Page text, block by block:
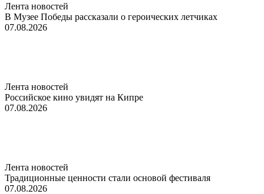
Лента новостей
В Музее Победы рассказали о героических летчиках
07.08.2026
Лента новостей
Российское кино увидят на Кипре
07.08.2026
Лента новостей
Традиционные ценности стали основой фестиваля
07.08.2026